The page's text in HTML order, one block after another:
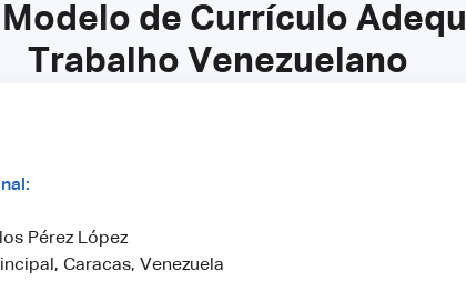
de Currículo
Trabalho Venezuelano
Pérez López
Caracas, Venezuela